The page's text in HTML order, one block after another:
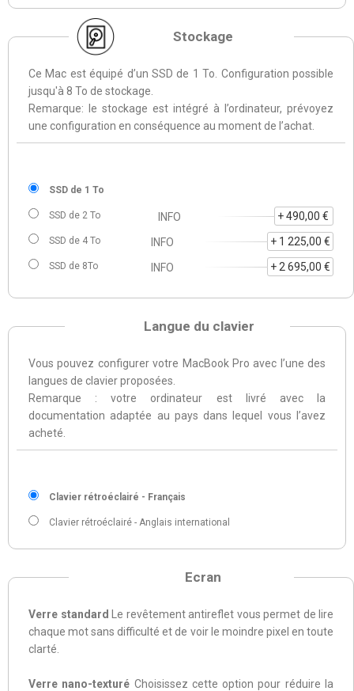
Stockage
Ce Mac est équipé d’un SSD de 1 To. Configuration possible
jusqu'à 8 To de stockage.
Remarque: le stockage est intégré à l’ordinateur, prévoyez
une configuration en conséquence au moment de l’achat.
SSD de 1 To
SSD de 2 To + 490,00 €
INFO
SSD de 4 To + 1 225,00 €
INFO
SSD de 8To + 2 695,00 €
INFO
Langue du clavier
Vous pouvez configurer votre MacBook Pro avec l’une des
langues de clavier proposées.
Remarque : votre ordinateur est livré avec la
documentation adaptée au pays dans lequel vous l’avez
acheté.
Clavier rétroéclairé - Français
Clavier rétroéclairé - Anglais international
Ecran
Verre standard
Le revêtement antireflet vous permet de lire
chaque mot sans difficulté et de voir le moindre pixel en toute
clarté.
Verre nano-texturé Choisissez cette option pour réduire la